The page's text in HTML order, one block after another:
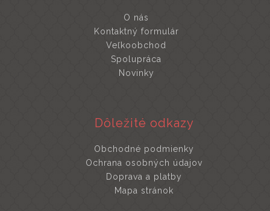
O nás
Kontaktný formulár
Veľkoobchod
Spolupráca
Novinky
Dôležité odkazy
Obchodné podmienky
Ochrana osobných údajov
Doprava a platby
Mapa stránok